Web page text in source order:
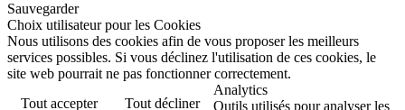
Sauvegarder
Choix utilisateur pour les Cookies
Nous utilisons des cookies afin de vous proposer les meilleurs
services possibles. Si vous déclinez l'utilisation de ces cookies, le
site web pourrait ne pas fonctionner correctement.
Tout accepter
Tout décliner
Analytics
Outils utilisés pour analyser les